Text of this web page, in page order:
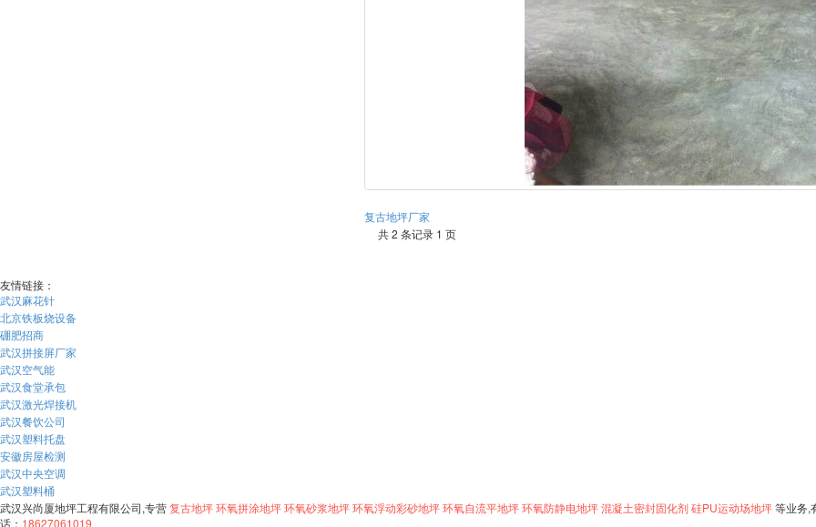
复古地坪厂家
共 2 条记录 1 页
友情链接：
武汉麻花针
北京铁板烧设备
硼肥招商
武汉拼接屏厂家
武汉空气能
武汉食堂承包
武汉激光焊接机
武汉餐饮公司
武汉塑料托盘
安徽房屋检测
武汉中央空调
武汉塑料桶
武汉兴尚厦地坪工程有限公司,专营复古地坪环氧拼涂地坪环氧砂浆地坪环氧浮动彩砂地坪环氧自流平地坪环氧防静电地坪混凝土密封固化剂硅PU运动场地坪等业务,
话： 18627061019